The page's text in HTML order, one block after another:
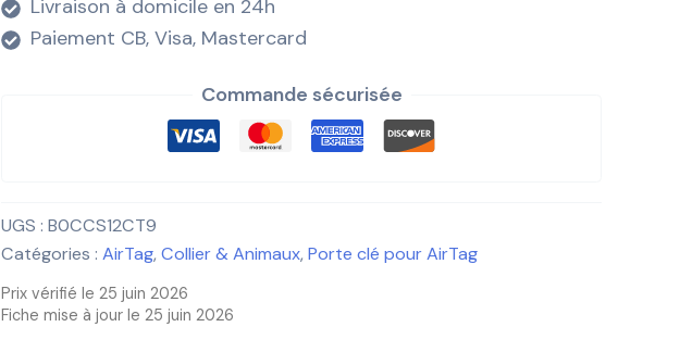
Livraison à domicile en 24h
Paiement CB, Visa, Mastercard
Commande sécurisée
UGS : B0CCS12CT9
Catégories : AirTag, Collier & Animaux, Porte clé pour AirTag
Prix vérifié le 25 juin 2026
Fiche mise à jour le 25 juin 2026